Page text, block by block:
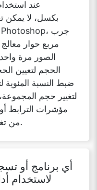
عند
مربع حوار
الصور مرة
الحجم لتعيين
ضبط النسبة المئوية
لتغيير حجم
مؤشرات الترابط
من تغيير حجم الصور بشكل فردي.
أي برنامج أو
لاستخدام